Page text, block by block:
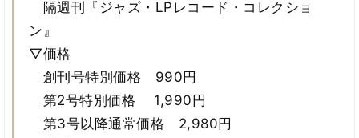
隔週刊『ジャズ・LPレコード・コレクショ
ン』
▽価格
創刊号特別価格 990円
第2号特別価格 1,990円
第3号以降通常価格 2,980円